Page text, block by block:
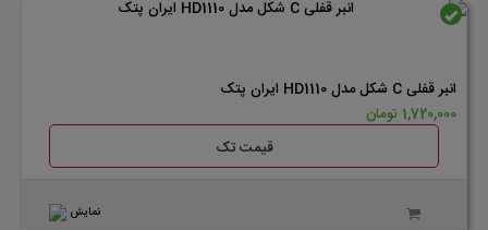
انبر قفلی C شکل مدل HD1110 ایران پتک
1,720,000 تومان
قیمت تک
نمایش